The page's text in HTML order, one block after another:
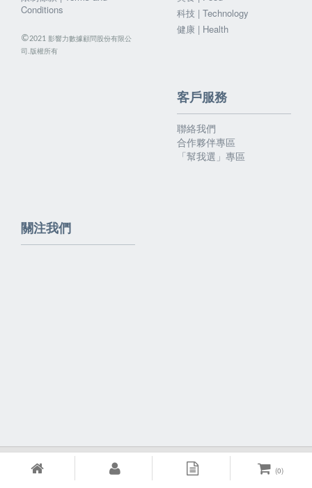
Conditions
©2021 影響力數據顧問股份有限公
司.版權所有
科技 | Technology
健康 | Health
客戶服務
聯絡我們
合作夥伴專區
「幫我選」專區
關注我們
Powered By (0)